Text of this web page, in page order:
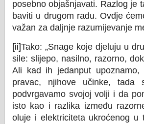
posebno objašnjavati. Razlog je
baviti u drugom radu. Ovdje
važan za daljnje razumijevanje
[ii]Tako: „Snage koje djeluju u
sile: slijepo, nasilno, razorno,
Ali kad ih jedanput upoznamo,
pravac, njihove učinke,
podvrgavamo svojoj volji i da
isto kao i razlika između
oluje i elektriciteta ukroćenog